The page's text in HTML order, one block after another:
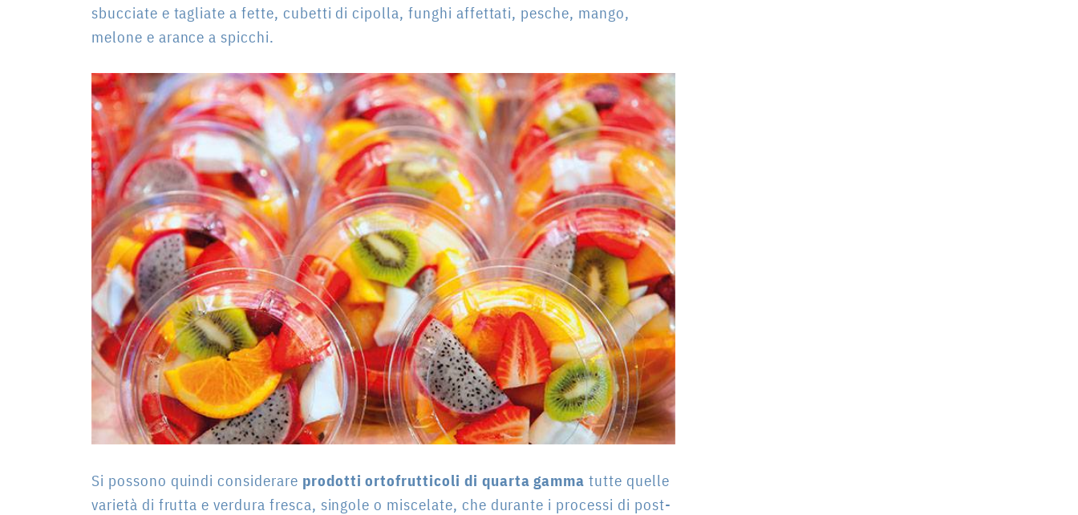
sbucciate e tagliate a fette, cubetti di cipolla, funghi affettati, pesche, mango,
melone e arance a spicchi.
Si possono quindi considerare prodotti ortofrutticoli di quarta gamma tutte quelle
varietà di frutta e verdura fresca, singole o miscelate, che durante i processi di post-